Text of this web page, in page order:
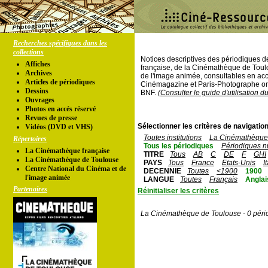
Recherches spécifiques dans les
collections
Affiches
Archives
Articles de périodiques
Dessins
Ouvrages
Photos en accés réservé
Revues de presse
Vidéos (DVD et VHS)
Répertoires
La Cinémathèque française
La Cinémathèque de Toulouse
Centre National du Cinéma et de
l'image animée
Partenaires
Notices descriptives des périodiques
française, de la Cinémathèque de
de l'image animée, consultables en
Cinémagazine et Paris-Photographe
BNF. (Consulter le guide d'utilisation
Sélectionner les critères de
Toutes institutions
La
Tous les périodiques
Périodiques
TITRE
Tous AB C DE F
GHI
PAYS
Tous France Etats-Unis
DECENNIE
Toutes <1900
1900
LANGUE
Toutes Français
Réinitialiser les critères
La Cinémathèque de Toulouse - 0